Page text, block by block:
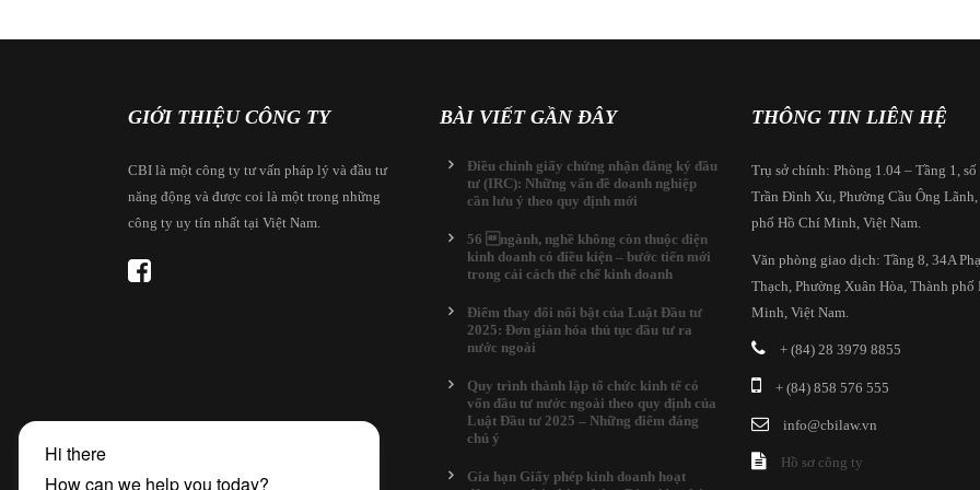
GIỚI THIỆU CÔNG TY
CBI là một công ty tư vấn pháp lý và đầu tư
năng động và được coi là một trong những
công ty uy tín nhất tại Việt Nam.
BÀI VIẾT GẦN ĐÂY
Điều chỉnh giấy chứng nhận đăng ký đầu
tư (IRC): Những vấn đề doanh nghiệp
cần lưu ý theo quy định mới
56 ngành, nghề không còn thuộc diện
kinh doanh có điều kiện – bước tiến mới
trong cải cách thể chế kinh doanh
Điểm thay đổi nổi bật của Luật Đầu tư
2025: Đơn giản hóa thủ tục đầu tư ra
nước ngoài
Quy trình thành lập tổ chức kinh tế có
vốn đầu tư nước ngoài theo quy định của
Luật Đầu tư 2025 – Những điểm đáng
chú ý
Gia hạn Giấy phép kinh doanh hoạt
THÔNG TIN LIÊN HỆ
Trụ sở chính: Phòng 1.04 – Tầng 1, số
Trần Đình Xu, Phường Cầu Ông Lãnh,
phố Hồ Chí Minh, Việt Nam.
Văn phòng giao dịch: Tầng 8, 34A
Thạch, Phường Xuân Hòa, Thành phố
Minh, Việt Nam.
+ (84) 28 3979 8855
+ (84) 858 576 555
info@cbilaw.vn
Hồ sơ công ty